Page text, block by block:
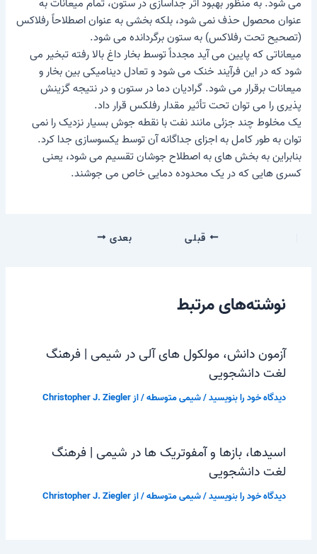
عنوان محصول حذف نمی شود، بلکه بخشی به عنوان اصطلاحاً رفلاکس
(تصحیح تحت رفلاکس) به ستون برگردانده می شود.
میعاناتی که پایین می آید مجدداً توسط بخار داغ بالا رفته تبخیر می
شود که در این فرآیند خنک می شود و تعادل دینامیکی بین بخار و
میعانات برقرار می شود. گرادیان دما در ستون و در نتیجه گزینش
پذیری را می توان تحت تأثیر مقدار رفلکس قرار داد.
یک مخلوط چند جزئی مانند نفت با نقطه جوش بسیار نزدیک را نمی
توان به طور کامل به اجزای جداگانه آن توسط یکسوسازی جدا کرد.
بنابراین به بخش های به اصطلاح جوشان تقسیم می شود، یعنی
کسری هایی که در یک محدوده دمایی خاص می جوشند.
قبلی بعدی
نوشته‌های مرتبط
آزمون دانش، مولکول های آلی در شیمی | فرهنگ
لغت دانشجویی
دیدگاه‌ خود را بنویسید/شیمی متوسطه/ ازChristopher J. Ziegler
اسیدها، بازها و آمفوتریک ها در شیمی | فرهنگ
لغت دانشجویی
دیدگاه‌ خود را بنویسید/شیمی متوسطه/ ازChristopher J. Ziegler